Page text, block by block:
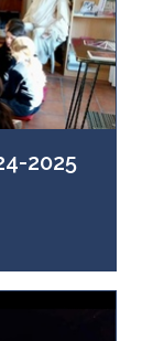
2025